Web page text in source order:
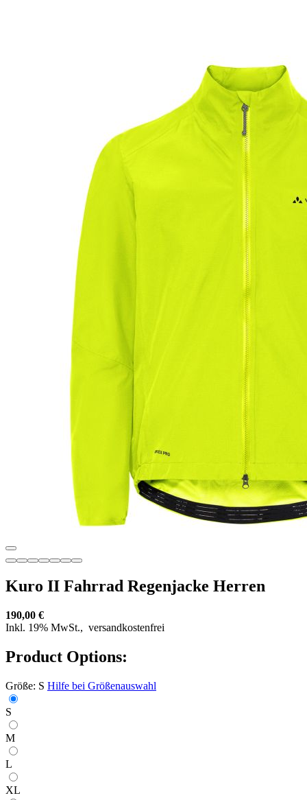
Kuro II Fahrrad Regenjacke Herren
190,00 €
Inkl. 19% MwSt., versandkostenfrei
Product Options:
Größe: S Hilfe bei Größenauswahl
S
M
L
XL